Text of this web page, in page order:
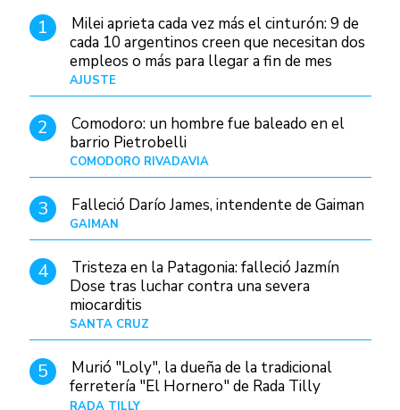
1
Milei aprieta cada vez más el cinturón: 9 de
cada 10 argentinos creen que necesitan dos
empleos o más para llegar a fin de mes
AJUSTE
2
Comodoro: un hombre fue baleado en el
barrio Pietrobelli
COMODORO RIVADAVIA
3 Falleció Darío James, intendente de Gaiman
GAIMAN
4
Tristeza en la Patagonia: falleció Jazmín
Dose tras luchar contra una severa
miocarditis
SANTA CRUZ
5
Murió "Loly", la dueña de la tradicional
ferretería "El Hornero" de Rada Tilly
RADA TILLY